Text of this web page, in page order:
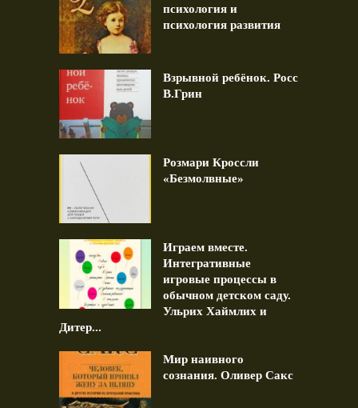
психология и
психология развития
Взрывной ребёнок. Росс
В.Грин
Розмари Кроссли
«Безмолвные»
Играем вместе.
Интегративные
игровые процессы в
обычном детском саду.
Ульрих Хаймлих и
Дитер...
Мир наивного
сознания. Оливер Сакс